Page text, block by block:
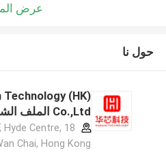
عرض
حول نا
Technology (HK)
Co.,Ltd الملف الشركة المصنعة
Hyde Centre, 18
Chai, Hong Kong